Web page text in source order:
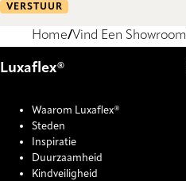
VERSTUUR
Home Vind Een Showroom
Luxaflex®
Waarom Luxaflex®
Steden
Inspiratie
Duurzaamheid
Kindveiligheid